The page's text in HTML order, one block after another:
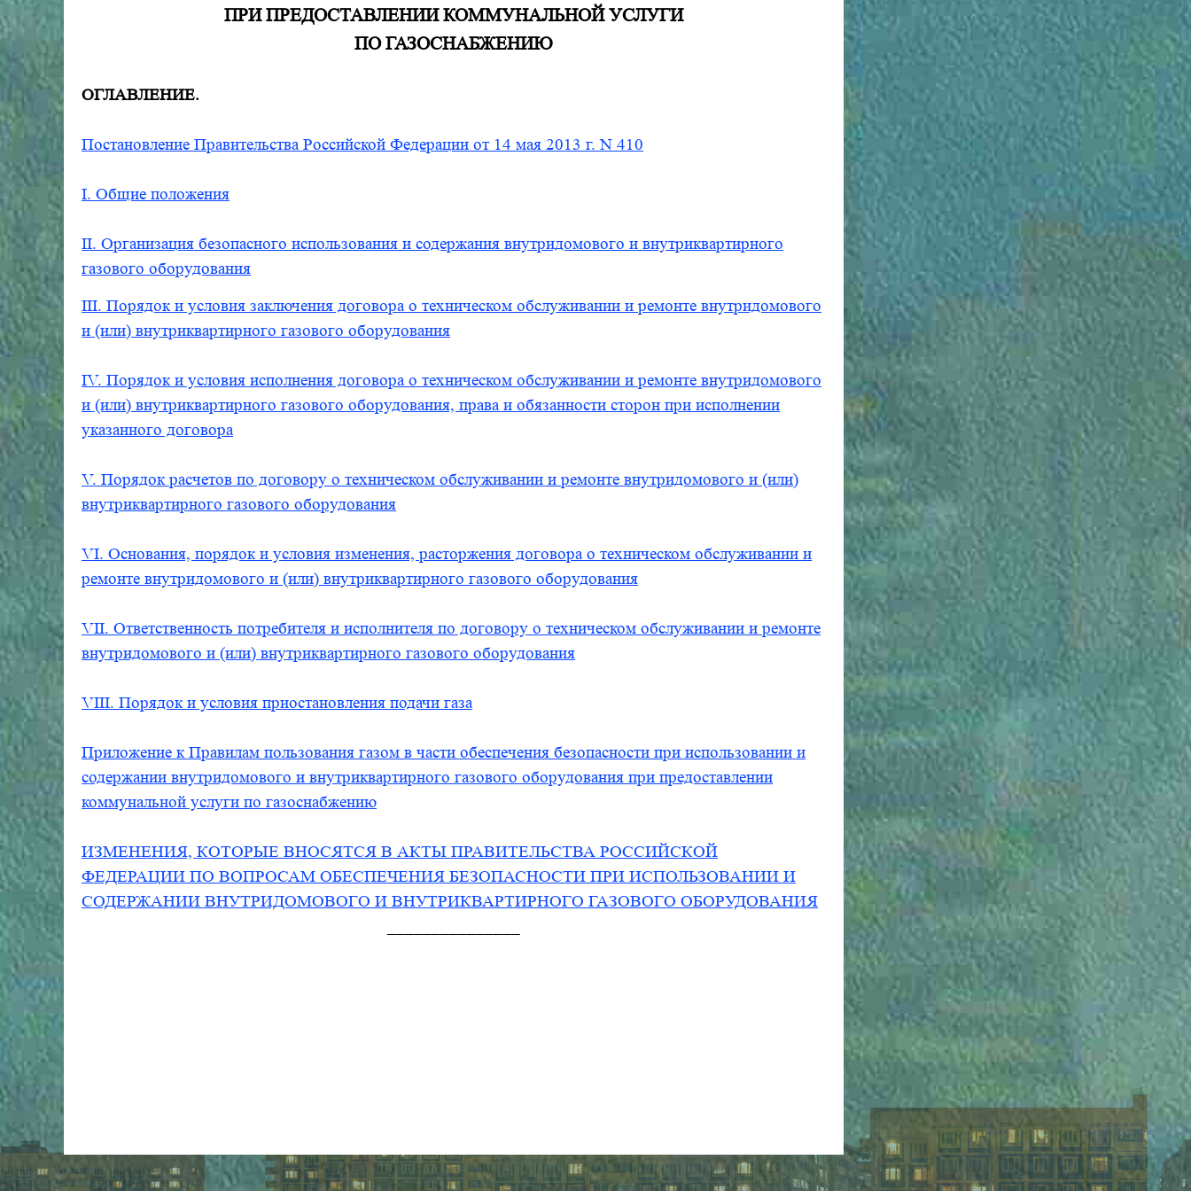
ПРИ ПРЕДОСТАВЛЕНИИ КОММУНАЛЬНОЙ УСЛУГИ
ПО ГАЗОСНАБЖЕНИЮ
ОГЛАВЛЕНИЕ.
Постановление Правительства Российской Федерации от 14 мая 2013 г. N 410
I. Общие положения
II. Организация безопасного использования и содержания внутридомового и внутриквартирного
газового оборудования
III. Порядок и условия заключения договора о техническом обслуживании и ремонте внутридомового
и (или) внутриквартирного газового оборудования
IV. Порядок и условия исполнения договора о техническом обслуживании и ремонте внутридомового
и (или) внутриквартирного газового оборудования, права и обязанности сторон при исполнении
указанного договора
V. Порядок расчетов по договору о техническом обслуживании и ремонте внутридомового и (или)
внутриквартирного газового оборудования
VI. Основания, порядок и условия изменения, расторжения договора о техническом обслуживании и
ремонте внутридомового и (или) внутриквартирного газового оборудования
VII. Ответственность потребителя и исполнителя по договору о техническом обслуживании и ремонте
внутридомового и (или) внутриквартирного газового оборудования
VIII. Порядок и условия приостановления подачи газа
Приложение к Правилам пользования газом в части обеспечения безопасности при использовании и
содержании внутридомового и внутриквартирного газового оборудования при предоставлении
коммунальной услуги по газоснабжению
ИЗМЕНЕНИЯ, КОТОРЫЕ ВНОСЯТСЯ В АКТЫ ПРАВИТЕЛЬСТВА РОССИЙСКОЙ
ФЕДЕРАЦИИ ПО ВОПРОСАМ ОБЕСПЕЧЕНИЯ БЕЗОПАСНОСТИ ПРИ ИСПОЛЬЗОВАНИИ И
СОДЕРЖАНИИ ВНУТРИДОМОВОГО И ВНУТРИКВАРТИРНОГО ГАЗОВОГО ОБОРУДОВАНИЯ